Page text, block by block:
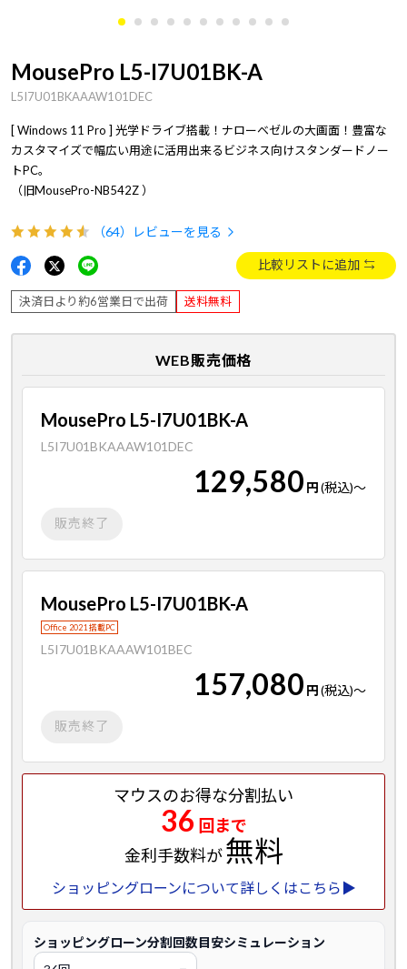
MousePro L5-I7U01BK-A
L5I7U01BKAAAW101DEC
[ Windows 11 Pro ] 光学ドライブ搭載！ナローベゼルの大画面！豊富な
カスタマイズで幅広い用途に活用出来るビジネス向けスタンダードノー
トPC。
（旧MousePro-NB542Z ）
（64） レビューを見る
比較リストに追加
決済日より約6営業日で出荷 送料無料
WEB販売価格
MousePro L5-I7U01BK-A
L5I7U01BKAAAW101DEC
129,580 円(税込)～
販売終了
MousePro L5-I7U01BK-A
Office 2021 搭載PC
L5I7U01BKAAAW101BEC
157,080 円(税込)～
販売終了
マウスのお得な分割払い
36 回まで
金利手数料が無料
ショッピングローンについて詳しくはこちら▶
ショッピングローン分割回数目安シミュレーション